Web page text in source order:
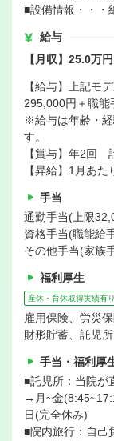
■設備情報・・・
給与
【月収】25.0万
【給与】上記モ
295,000円＋職能
※給与は年齢・経
す。
【賞与】年2回
【昇給】1月あ
手当
通勤手当(上限
資格手当(職能給
その他手当(家族
福利厚生
産休・育休取得実績有り
雇用保険、労災
財形貯蓄、託児所
手当・福利厚
■託児所：当院が
→月~金
日(完全休み)
■院内旅行：自己